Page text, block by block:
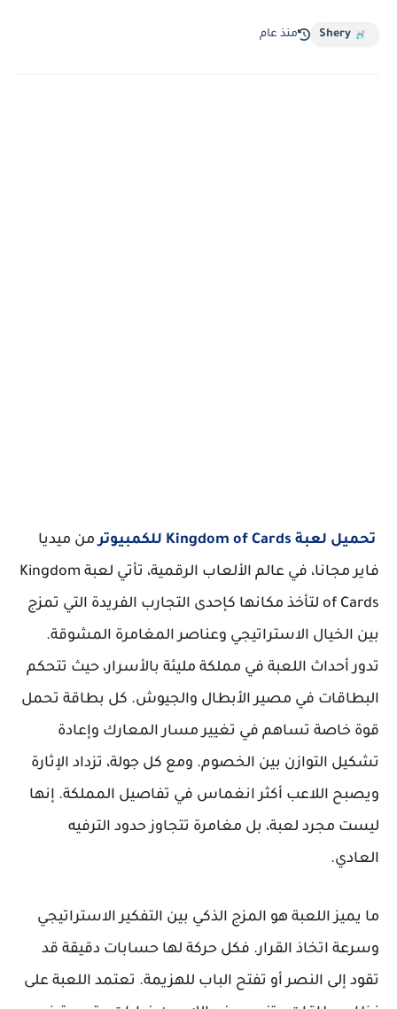
Shery منذ عام
تحميل لعبة Kingdom of Cards للكمبيوتر
من ميديا
فاير مجانا، في عالم الألعاب الرقمية، تأتي لعبة Kingdom
of Cards لتأخذ مكانها كإحدى التجارب الفريدة التي تمزج
بين الخيال الاستراتيجي وعناصر المغامرة المشوقة.
تدور أحداث اللعبة في مملكة مليئة بالأسرار، حيث تتحكم
البطاقات في مصير الأبطال والجيوش. كل بطاقة تحمل
قوة خاصة تساهم في تغيير مسار المعارك وإعادة
تشكيل التوازن بين الخصوم. ومع كل جولة، تزداد الإثارة
ويصبح اللاعب أكثر انغماس في تفاصيل المملكة. إنها
ليست مجرد لعبة، بل مغامرة تتجاوز حدود الترفيه
العادي.
ما يميز اللعبة هو المزج الذكي بين التفكير الاستراتيجي
وسرعة اتخاذ القرار. فكل حركة لها حسابات دقيقة قد
تقود إلى النصر أو تفتح الباب للهزيمة. تعتمد اللعبة على